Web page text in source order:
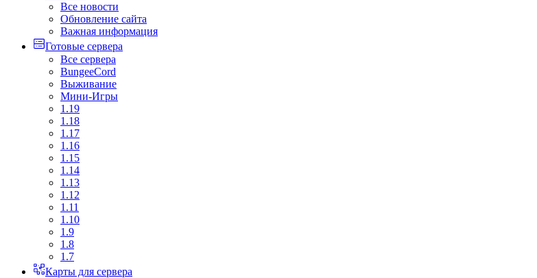
Все новости
Обновление сайта
Важная информация
Готовые сервера
Все сервера
BungeeCord
Выживание
Мини-Игры
1.19
1.18
1.17
1.16
1.15
1.14
1.13
1.12
1.11
1.10
1.9
1.8
1.7
Карты для сервера